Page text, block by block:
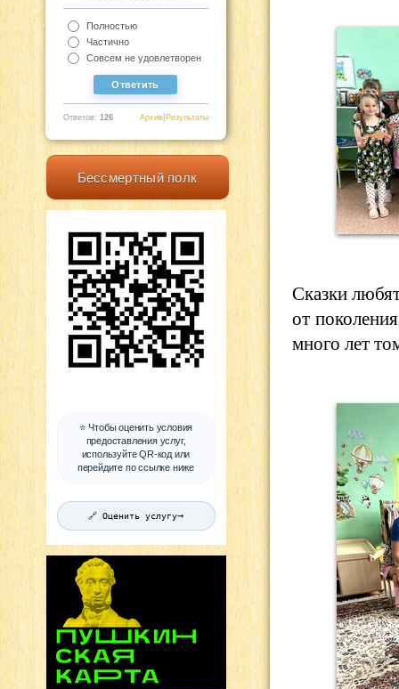
Полностью
Частично
Совсем не удовлетворен
Ответов: 126 Результаты
|
Архив
Бессмертный полк
⭐ Чтобы оценить условия
предоставления услуг,
используйте QR-код или
перейдите по ссылке ниже
🔗 Оценить услугу→
Сказки
от
много лет